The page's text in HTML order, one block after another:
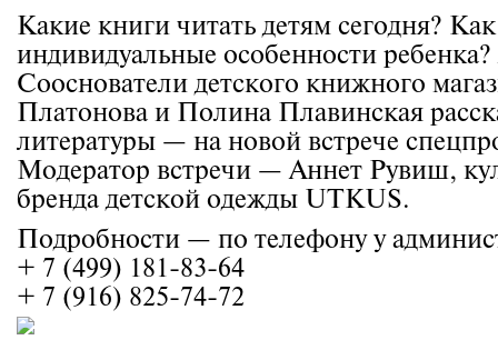
Какие книги читать детям сегодня?
индивидуальные особенности
Сооснователи детского книжного
Платонова и Полина Плавинская
литературы — на новой встрече
Модератор встречи — Аннет Рувиш,
бренда детской одежды UTKUS.
Подробности — по телефону у
+ 7 (499) 181-83-64
+ 7 (916) 825-74-72